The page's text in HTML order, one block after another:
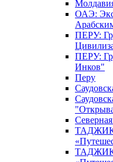
ОАЭ:
ПЕРУ:
ПЕРУ:
Инков"
Перу